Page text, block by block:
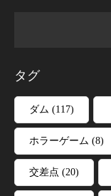
タグ
ダム (117)
ホラーゲーム (8)
交差点 (20)